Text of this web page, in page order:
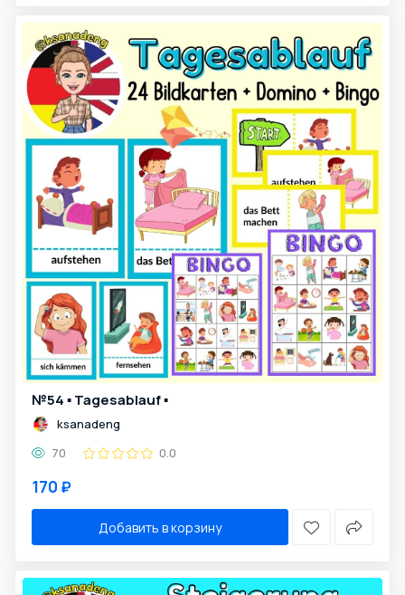
№54 ▪️ Tagesablauf ▪️
ksanadeng
70
0.0
170 ₽
Добавить в корзину